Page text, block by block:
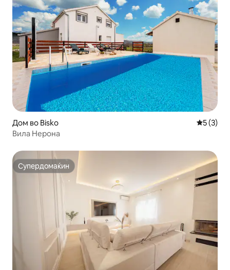
Дом во Bisko
5 (3)
Вила Нерона
Супердомаќин
Супердомаќин